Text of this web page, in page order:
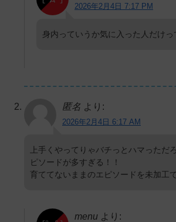
2026年2月4日 7:17 PM
身内っていうか気に入った人だけっ
匿名 より:
2026年2月4日 6:17 AM
上手くやってりゃバチっとハマっただ
ピソードが多すぎる！！
育ててないままのエピソードを未加工
menu より: